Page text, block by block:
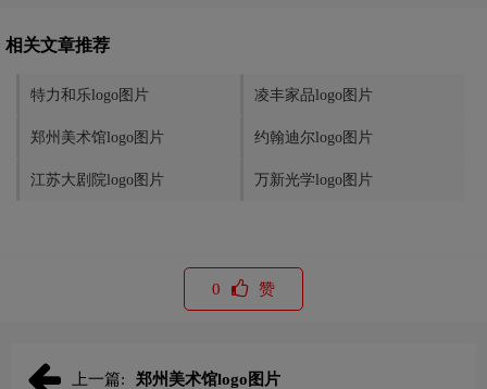
相关文章推荐
特力和乐logo图片 凌丰家品logo图片
郑州美术馆logo图片 约翰迪尔logo图片
江苏大剧院logo图片 万新光学logo图片
0 赞
上一篇: 郑州美术馆logo图片